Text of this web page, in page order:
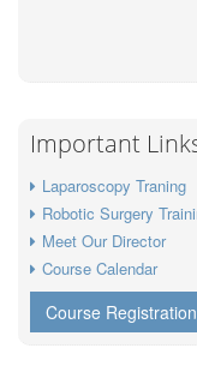
Important
Laparoscopy Traning
Robotic Surgery
Meet Our Director
Course Calendar
Course Registration